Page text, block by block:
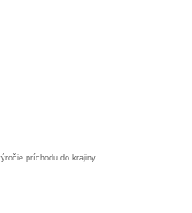
príchodu do krajiny.